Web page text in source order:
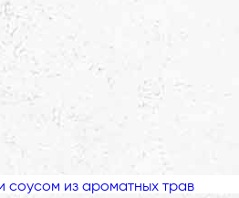
соусом из ароматных трав